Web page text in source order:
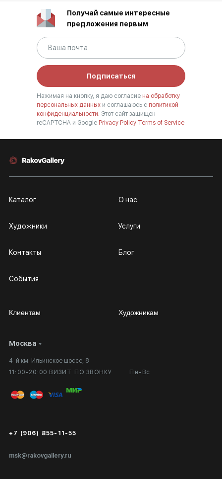
Получай самые интересные
предложения первым
Подписаться
Нажимая на кнопку, я даю согласие на обработку
персональных данных и соглашаюсь с политикой
конфиденциальности. Этот сайт защищен
reCAPTCHA и Google Privacy Policy Terms of Service
Москва
4-й км. Ильинское шоссе, 8
11:00-20:00 ВИЗИТ ПО ЗВОНКУ
Пн-Вс
msk@rakovgallery.ru
+7 (906) 855-11-55
Каталог
Художники
Контакты
События
О нас
Услуги
Блог
Клиентам
Личный кабинет
Вопросы и ответы
Публичная оферта
Экспертиза/Вывоз за границу
Подарочные сертификаты
Художникам
Сотрудничество
Выставка в галерее